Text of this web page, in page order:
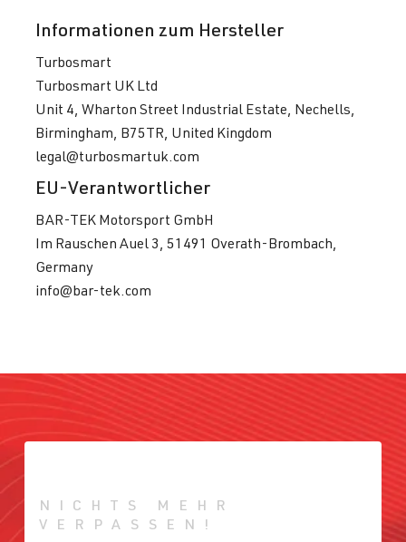
Informationen zum Hersteller
Turbosmart
Turbosmart UK Ltd
Unit 4, Wharton Street Industrial Estate, Nechells,
Birmingham, B75TR, United Kingdom
legal@turbosmartuk.com
EU-Verantwortlicher
BAR-TEK Motorsport GmbH
Im Rauschen Auel 3, 51491 Overath-Brombach,
Germany
info@bar-tek.com
NICHTS MEHR
VERPASSEN!